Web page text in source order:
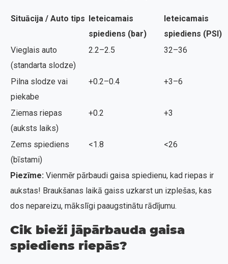
Situācija / Auto tips Ieteicamais
spiediens (bar)
Ieteicamais
spiediens (PSI)
Vieglais auto
(standarta slodze)
2.2–2.5 32–36
Pilna slodze vai
piekabe
+0.2–0.4 +3–6
Ziemas riepas
(auksts laiks)
+0.2 +3
Zems spiediens
(bīstami)
<1.8 <26
Piezīme: Vienmēr pārbaudi gaisa spiedienu, kad riepas ir
aukstas! Braukšanas laikā gaiss uzkarst un izplešas, kas
dos nepareizu, mākslīgi paaugstinātu rādījumu.
Cik bieži jāpārbauda gaisa
spiediens riepās?